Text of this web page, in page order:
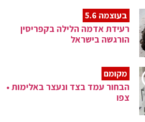
בעוצמה 5.6
רעידת אדמה הלילה בקפריסין
הורגשה בישראל
מקומם
הבחור עמד בצד ונעצר באלימות •
צפו